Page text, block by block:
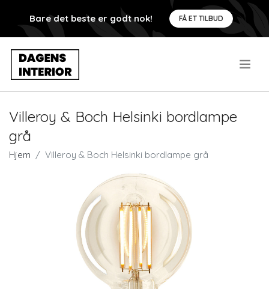
Bare det beste er godt nok! FÅ ET TILBUD
Villeroy & Boch Helsinki bordlampe
grå
Hjem Villeroy & Boch Helsinki bordlampe grå